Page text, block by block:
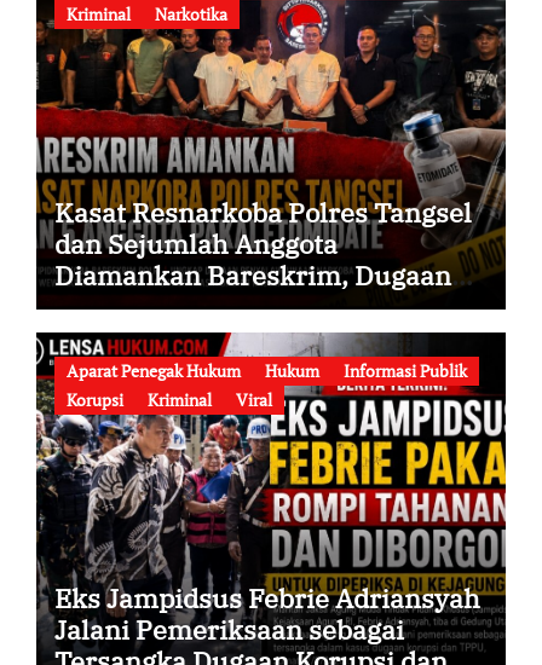
Kriminal
Narkotika
Kasat Resnarkoba Polres Tangsel
dan Sejumlah Anggota
Diamankan Bareskrim, Dugaan
Penyalahgunaan Narkoba serta
Penyalahgunaan Wewenang
Didalami
Aparat Penegak Hukum Hukum
Informasi Publik
Korupsi
Kriminal Viral
Eks Jampidsus Febrie Adriansyah
Jalani Pemeriksaan sebagai